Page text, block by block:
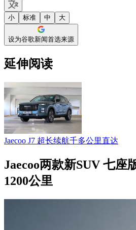
小 标准 中 大
设为谷歌新闻首选来源
延伸阅读
Jaecoo J7 超长续航千多公里直达
Jaecoo两款新SUV 七座
1200公里